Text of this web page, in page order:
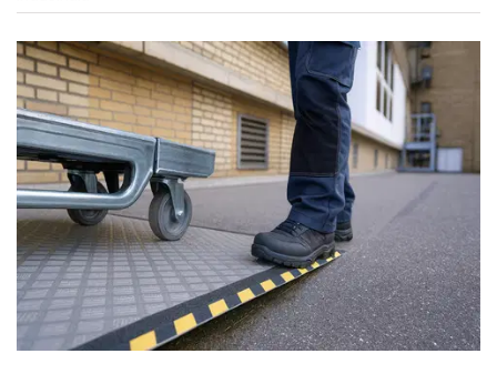
Produse de protecție
mobilier industrial
Bandă avertizare
Accesorii Cărucioare
Set protecții copii
Scaune auto copii
Siguranță auto copii
Tapet protector perete
camera copiilor
Incălzitoare biberoane
copii
Termosuri, recipiente
Jocuri de familie sau grup
Masinute, avioane,
motociclete
Jocuri de pictura si desen
Jucarii muzicale
Jucării educative copii
Biciclete și Triciclete